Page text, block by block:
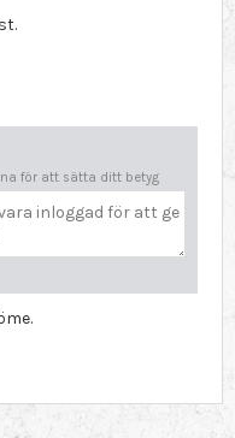
för att sätta ditt betyg